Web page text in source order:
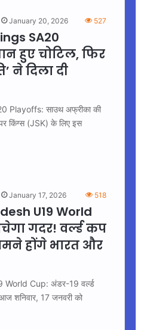
January 20, 2026 527
SA20
हुए चोटिल, फिर
ने दिला दी
Playoffs: साउथ अफ्रीका की
किंग्स (JSK) के लिए इस
January 17, 2026 518
U19 World
गदर! वर्ल्ड कप
होंगे भारत और
Cup: अंडर-19 वर्ल्ड
शनिवार, 17 जनवरी को